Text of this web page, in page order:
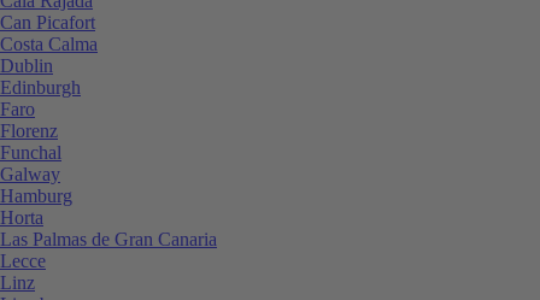
Can Picafort
Costa Calma
Dublin
Edinburgh
Faro
Florenz
Funchal
Galway
Hamburg
Horta
Las Palmas de Gran Canaria
Lecce
Linz